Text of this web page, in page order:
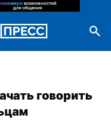
говорить